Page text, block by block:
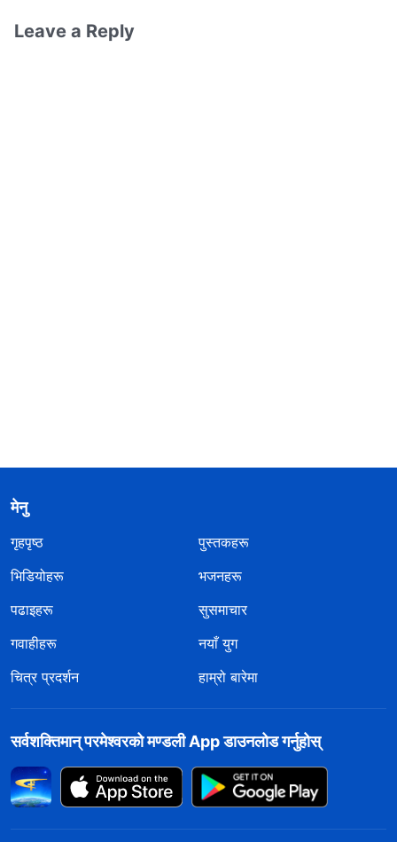
Leave a Reply
मेनु
गृहपृष्ठ
पुस्तकहरू
भिडियोहरू
भजनहरू
पढाइहरू
सुसमाचार
गवाहीहरू
नयाँ युग
चित्र प्रदर्शन
हाम्रो बारेमा
सर्वशक्तिमान्‌ परमेश्‍वरको मण्डली App डाउनलोड गर्नुहोस्